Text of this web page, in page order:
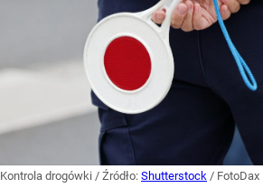
Kontrola drogówki / Źródło: Shutterstock / FotoDax